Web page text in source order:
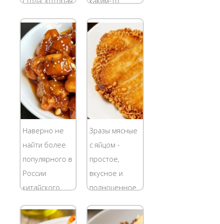
разных
странах.
Однако,
компоненты
этого
простого в
приготовлении
блюда
разнятся в
зависимости
от региона и
поры года....
ритуалом.
Знаменитые
чайные
церемонии,
невероятные
соусы и
странные
сладости.
Китайская
кухня не
исключение.
Любовь же...
Наверно не
найти более
популярного в
России
китайского
мясо в кисло-
Зразы мясные
с яйцом -
простое,
вкусное и
полноценное
каждый день.